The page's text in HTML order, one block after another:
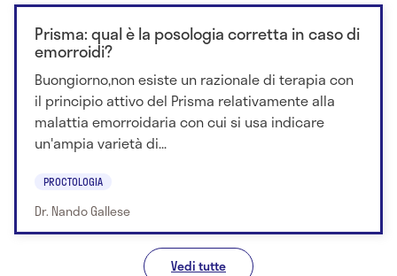
Prisma: qual è la posologia corretta in caso di
emorroidi?
Buongiorno,non esiste un razionale di terapia con
il principio attivo del Prisma relativamente alla
malattia emorroidaria con cui si usa indicare
un'ampia varietà di...
PROCTOLOGIA
Dr. Nando Gallese
Vedi tutte